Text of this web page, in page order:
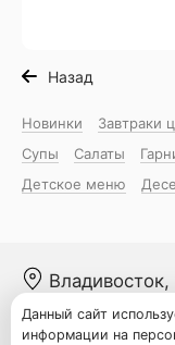
Назад
Новинки Завтраки
Супы
Салаты
Детское меню
Меню
Данный сайт
информации на